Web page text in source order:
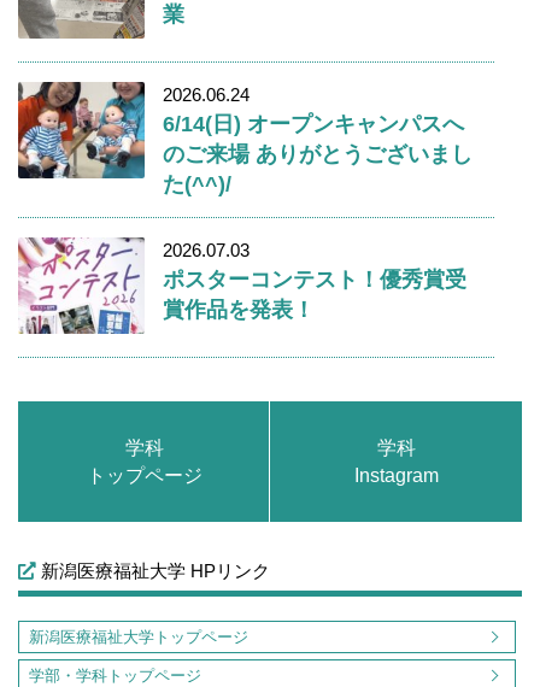
業
2026.06.24
6/14(日) オープンキャンパスへ
のご来場 ありがとうございまし
た(^^)/
2026.07.03
ポスターコンテスト！優秀賞受
賞作品を発表！
学科
トップページ
学科
Instagram
新潟医療福祉大学 HPリンク
新潟医療福祉大学トップページ
学部・学科トップページ